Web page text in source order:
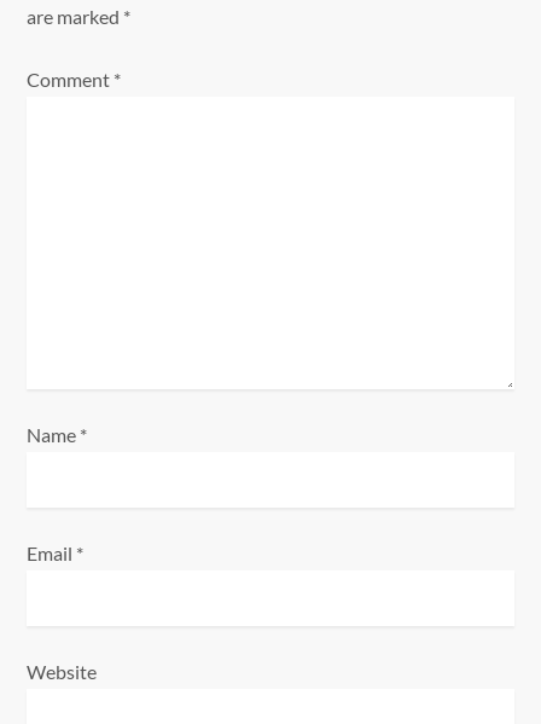
i
g
are marked *
Comment *
Name *
Email *
Website